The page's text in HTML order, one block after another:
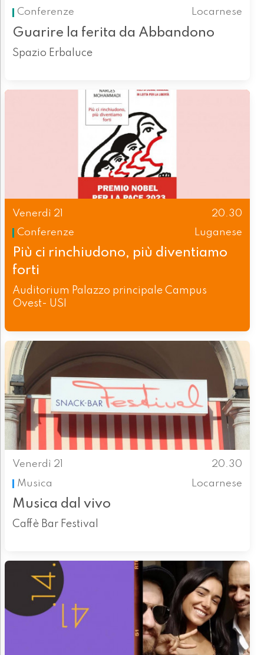
Conferenze
Locarnese
Guarire la ferita da Abbandono
Spazio Erbaluce
Venerdì 21
20.30
Conferenze
Luganese
Più ci rinchiudono, più diventiamo
forti
Auditorium Palazzo principale Campus
Ovest- USI
Venerdì 21
20.30
Musica
Locarnese
Musica dal vivo
Caffè Bar Festival